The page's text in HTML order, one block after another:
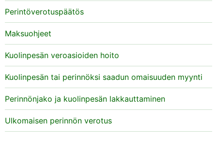
Perintöverotuspäätös
Maksuohjeet
Kuolinpesän veroasioiden hoito
Kuolinpesän tai perinnöksi saadun omaisuuden myynti
Perinnönjako ja kuolinpesän lakkauttaminen
Ulkomaisen perinnön verotus